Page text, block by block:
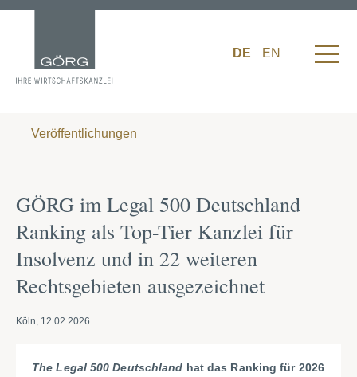
DE EN
Veröffentlichungen
GÖRG im Legal 500 Deutschland
Ranking als Top-Tier Kanzlei für
Insolvenz und in 22 weiteren
Rechtsgebieten ausgezeichnet
Köln, 12.02.2026
The Legal 500 Deutschland hat das Ranking für 2026